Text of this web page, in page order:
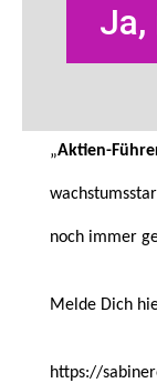
einen Tag –
„Aktien-
noch immer
Melde Dich
https://
Ja,